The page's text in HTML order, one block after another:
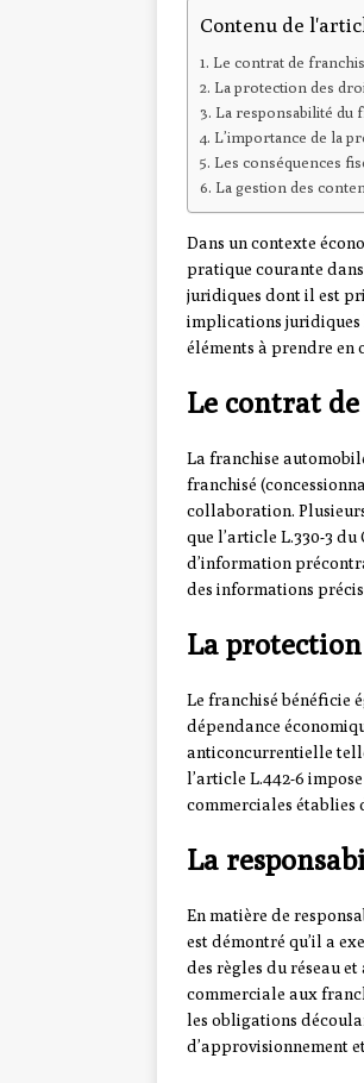
Contenu de
Le contrat de
La protection des
La responsabilité du
L’importance de la
Les conséquences
La gestion des
Dans un contexte
pratique courante
juridiques dont il est
implications juridiques
éléments à prendre en
Le contrat
La franchise
franchisé
collaboration.
que l’article L.330-3
d’information
des informations
La
Le franchisé bénéficie
dépendance
anticoncurrentielle
l’article L.442-6
commerciales établies
La
En matière de
est démontré qu’il a
des règles du réseau
commerciale aux
les obligations
d’approvisionnement